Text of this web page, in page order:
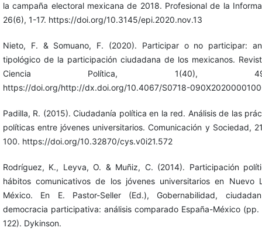
la campaña electoral mexicana de 2018. Profesional de la
26(6), 1-17. https://doi.org/10.3145/epi.2020.nov.13
Nieto, F. & Somuano, F. (2020). Participar o no participar:
tipológico de la participación ciudadana de los mexicanos.
Ciencia Política, 1(40), 49-
https://doi.org/http://dx.doi.org/10.4067/S0718-
Padilla, R. (2015). Ciudadanía política en la red. Análisis de las
políticas entre jóvenes universitarios. Comunicación y Sociedad,
100. https://doi.org/10.32870/cys.v0i21.572
Rodríguez, K., Leyva, O. & Muñiz, C. (2014). Participación
hábitos comunicativos de los jóvenes universitarios en Nuevo
México. En E. Pastor-Seller (Ed.), Gobernabilidad,
democracia participativa: análisis comparado España-México (pp.
122). Dykinson.